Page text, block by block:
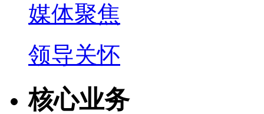
媒体聚焦
领导关怀
核心业务